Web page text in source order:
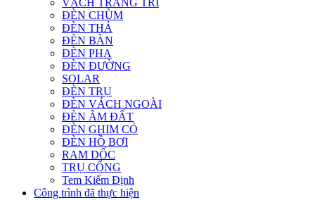
ĐÈN CHÙM
ĐÈN THẢ
ĐÈN BÀN
ĐÈN PHA
ĐÈN ĐƯỜNG
SOLAR
ĐÈN TRỤ
ĐÈN VÁCH NGOÀI
ĐÈN ÂM ĐẤT
ĐÈN GHIM CỎ
ĐÈN HỒ BƠI
RAM DỐC
TRỤ CỔNG
Tem Kiểm Định
Công trình đã thực hiện